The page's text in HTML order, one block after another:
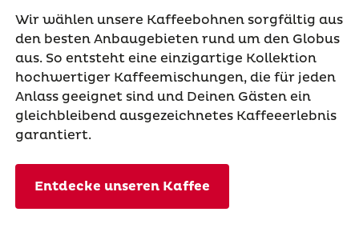
Wir wählen unsere Kaffeebohnen sorgfältig aus
den besten Anbaugebieten rund um den Globus
aus. So entsteht eine einzigartige Kollektion
hochwertiger Kaffeemischungen, die für jeden
Anlass geeignet sind und Deinen Gästen ein
gleichbleibend ausgezeichnetes Kaffeeerlebnis
garantiert.
Entdecke unseren Kaffee